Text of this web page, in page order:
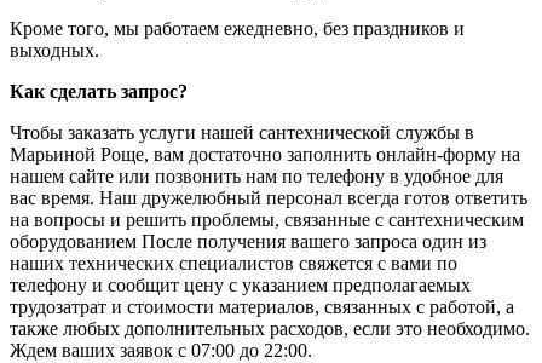
Кроме того, мы работаем ежедневно, без праздников и
выходных.
Как сделать запрос?
Чтобы заказать услуги нашей сантехнической службы в
Марьиной Роще, вам достаточно заполнить онлайн-форму на
нашем сайте или позвонить нам по телефону в удобное для
вас время. Наш дружелюбный персонал всегда готов ответить
на вопросы и решить проблемы, связанные с сантехническим
оборудованием После получения вашего запроса один из
наших технических специалистов свяжется с вами по
телефону и сообщит цену с указанием предполагаемых
трудозатрат и стоимости материалов, связанных с работой, а
также любых дополнительных расходов, если это необходимо.
Ждем ваших заявок с 07:00 до 22:00.